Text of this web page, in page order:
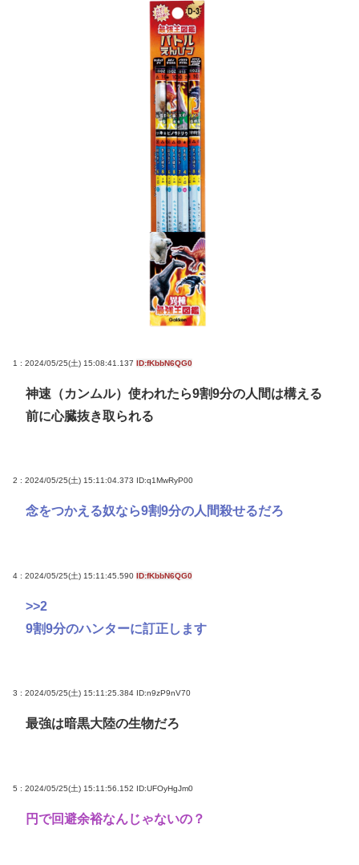
1 : 2024/05/25(土) 15:08:41.137 ID:fKbbN6QG0
神速（カンムル）使われたら9割9分の人間は構える
前に心臓抜き取られる
2 : 2024/05/25(土) 15:11:04.373 ID:q1MwRyP00
念をつかえる奴なら9割9分の人間殺せるだろ
4 : 2024/05/25(土) 15:11:45.590 ID:fKbbN6QG0
>>2
9割9分のハンターに訂正します
3 : 2024/05/25(土) 15:11:25.384 ID:n9zP9nV70
最強は暗黒大陸の生物だろ
5 : 2024/05/25(土) 15:11:56.152 ID:UFOyHgJm0
円で回避余裕なんじゃないの？